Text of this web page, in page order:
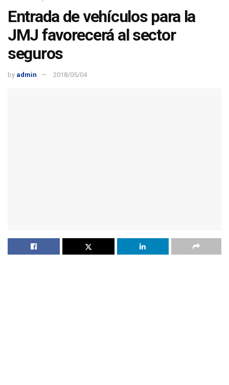
Entrada de vehículos para la
JMJ favorecerá al sector
seguros
by admin 2018/05/04